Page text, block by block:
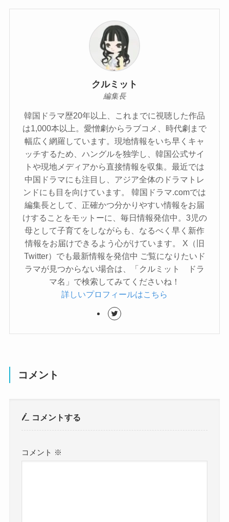
クルミット
編集長
韓国ドラマ歴20年以上、これまでに視聴した作品
は1,000本以上。愛憎劇からラブコメ、時代劇まで
幅広く網羅しています。現地情報をいち早くキャ
ッチするため、ハングルを独学し、韓国公式サイ
トや現地メディアから直接情報を収集。最近では
中国ドラマにも注目し、アジア全体のドラマトレ
ンドにも目を向けています。 韓国ドラマ.comでは
編集長として、正確かつ分かりやすい情報をお届
けすることをモットーに、毎日情報発信中。3児の
母として子育てをしながらも、なるべく早く新作
情報をお届けできるよう心がけています。 X（旧
Twitter）でも最新情報を発信中 ご覧になりたいド
ラマが見つからない場合は、「クルミット ドラ
マ名」で検索してみてくださいね！
詳しいプロフィールはこちら
コメント
コメントする
コメント ※